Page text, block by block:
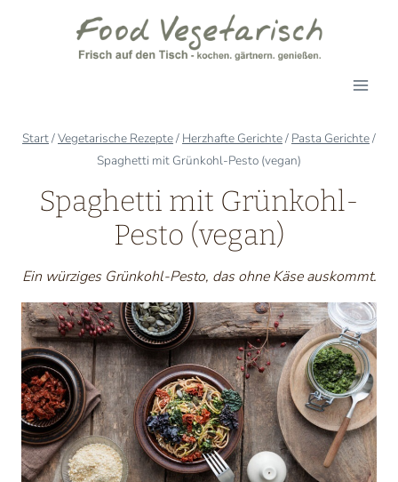
Start/Vegetarische Rezepte/ Herzhafte Gerichte/ Pasta Gerichte/
Spaghetti mit Grünkohl-Pesto (vegan)
Spaghetti mit Grünkohl-
Pesto (vegan)
Ein würziges Grünkohl-Pesto, das ohne Käse auskommt.